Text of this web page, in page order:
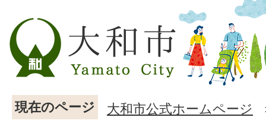
現在のページ 大和市公式ホームページ